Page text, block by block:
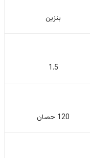
بنزين
1.5
120 حصان